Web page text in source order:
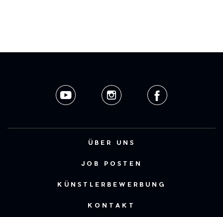
ÜBER UNS
JOB POSTEN
KÜNSTLERBEWERBUNG
KONTAKT